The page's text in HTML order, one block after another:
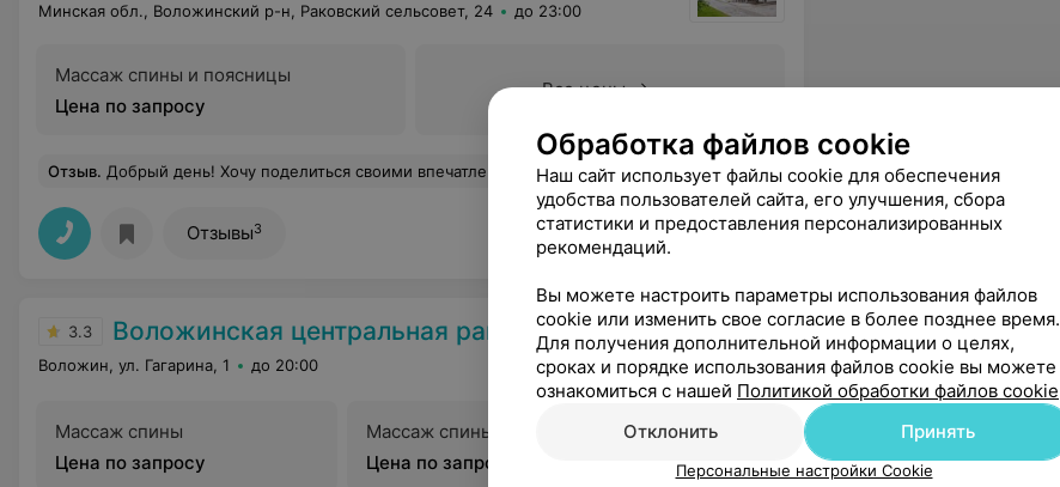
Минская обл., Воложинский р-н, Раковский сельсовет, 24 до 23:00
Массаж спины и поясницы
Цена по запросу
Все цены
Отзыв. Добрый день! Хочу поделиться своими впечатлениями от отдыха: 1) Номера. Очень уютно. Удобные кровати, прекрасный вид из окна. 2) Питание. Вкусно, недорого(если сравнить с городом), но при этом, правда, вкусно! 3) Спа - супер-супер-супер! Ритуал для тела меня привел в восторг. Ну и возможность провести 1.5 часа в аквазоне тоже приятно. Мне понравился хамам, мужчине сауна. Спасибо! Желаю Вам успехов и процветания. Еще
Отзывы3
3.3 Воложинская центральная районная больница
Воложин, ул. Гагарина, 1 до 20:00
Массаж спины
Цена по запросу
Массаж спины и поясницы
Цена по запросу
Паравертебральная блокада
Цена по запросу
Обработка файлов cookie
Наш сайт использует файлы cookie для обеспечения
удобства пользователей сайта, его улучшения, сбора
статистики и предоставления персонализированных
рекомендаций.
Вы можете настроить параметры использования файлов
cookie или изменить свое согласие в более позднее время.
Для получения дополнительной информации о целях,
сроках и порядке использования файлов cookie вы можете
ознакомиться с нашей Политикой обработки файлов cookie
Отклонить
Принять
Персональные настройки Cookie